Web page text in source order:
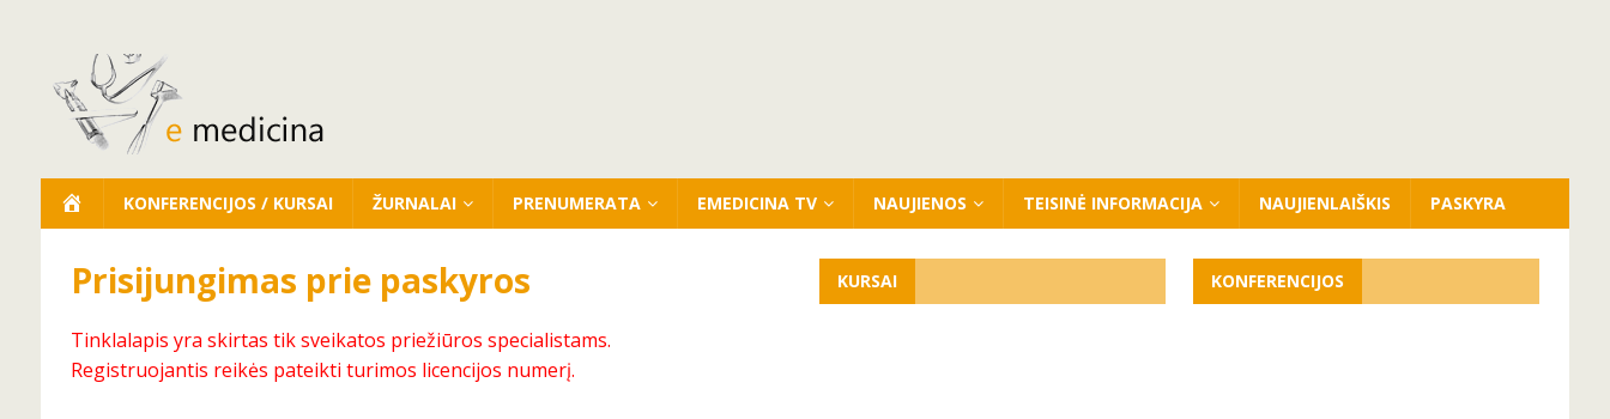
KONFERENCIJOS / KURSAI ŽURNALAI PRENUMERATA EMEDICINA TV NAUJIENOS TEISINĖ INFORMACIJA NAUJIENLAIŠKIS PASKYRA
Prisijungimas prie paskyros
Tinklalapis yra skirtas tik sveikatos priežiūros specialistams.
Registruojantis reikės pateikti turimos licencijos numerį.
KURSAI KONFERENCIJOS